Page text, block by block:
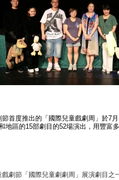
度推出的「國際兒童戲劇周」於7月
地區的15部劇目的52場演出，用豐富
節「國際兒童劇劇周」展演劇目之